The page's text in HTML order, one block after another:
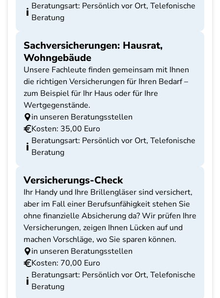
Beratungsart: Persönlich vor Ort, Telefonische
Beratung
Sachversicherungen: Hausrat,
Wohngebäude
Unsere Fachleute finden gemeinsam mit Ihnen
die richtigen Versicherungen für Ihren Bedarf –
zum Beispiel für Ihr Haus oder für Ihre
Wertgegenstände.
in unseren Beratungsstellen
Kosten: 35,00 Euro
Beratungsart: Persönlich vor Ort, Telefonische
Beratung
Versicherungs-Check
Ihr Handy und Ihre Brillengläser sind versichert,
aber im Fall einer Berufsunfähigkeit stehen Sie
ohne finanzielle Absicherung da? Wir prüfen Ihre
Versicherungen, zeigen Ihnen Lücken auf und
machen Vorschläge, wo Sie sparen können.
in unseren Beratungsstellen
Kosten: 70,00 Euro
Beratungsart: Persönlich vor Ort, Telefonische
Beratung